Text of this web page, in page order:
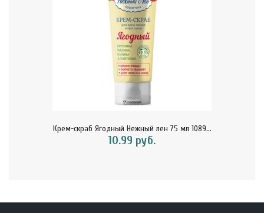
Крем-скраб Ягодный Нежный лен 75 мл 1089...
10.99 руб.